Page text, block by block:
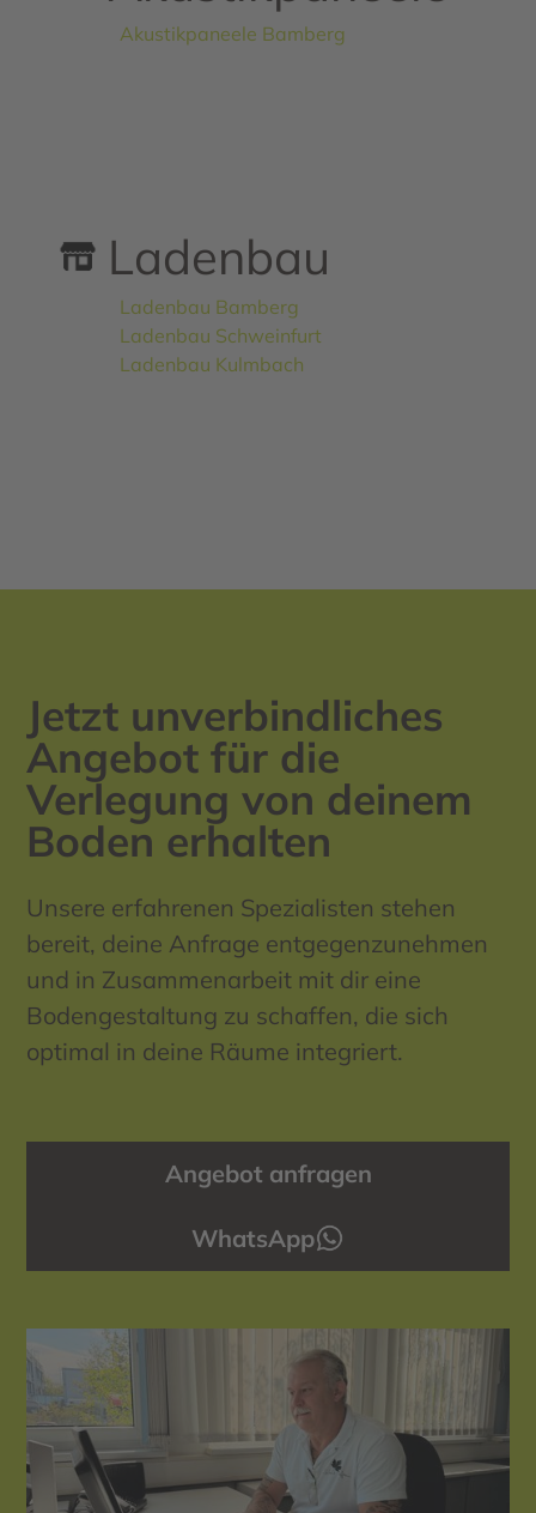
Akustikpaneele Bamberg
Ladenbau
Ladenbau Bamberg
Ladenbau Schweinfurt
Ladenbau Kulmbach
Jetzt unverbindliches
Angebot für die
Verlegung von deinem
Boden erhalten
Unsere erfahrenen Spezialisten stehen
bereit, deine Anfrage entgegenzunehmen
und in Zusammenarbeit mit dir eine
Bodengestaltung zu schaffen, die sich
optimal in deine Räume integriert.
Angebot anfragen
WhatsApp